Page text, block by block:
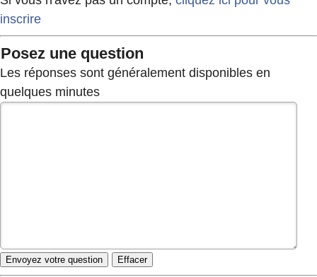
inscrire
Posez une question
Les réponses sont généralement disponibles en
quelques minutes